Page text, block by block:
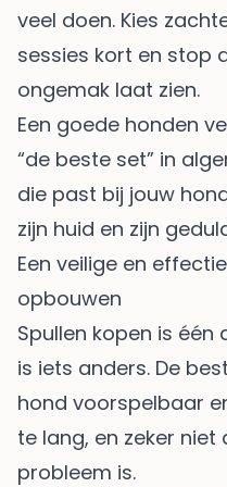
veel doen. Kies
sessies kort en stop
ongemak laat zien.
Een goede honden
“de beste set” in
die past bij jouw
zijn huid en zijn
Een veilige en
opbouwen
Spullen kopen is één
is iets anders. De
hond voorspelbaar
te lang, en zeker niet
probleem is.